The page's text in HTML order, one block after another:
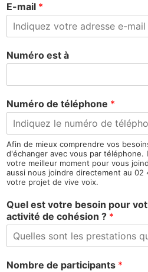
E-mail *
Numéro est à
Numéro de téléphone *
Afin de mieux comprendre vos
d'échanger avec vous par téléphone.
votre meilleur moment pour vous
aussi nous joindre directement au 02
votre projet de vive voix.
Quel est votre besoin pour
activité de cohésion ? *
Nombre de participants *